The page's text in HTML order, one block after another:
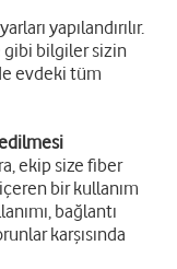
yapılandırılır.
gibi bilgiler sizin
evdeki tüm
ekip size fiber
bir kullanım
bağlantı
karşısında